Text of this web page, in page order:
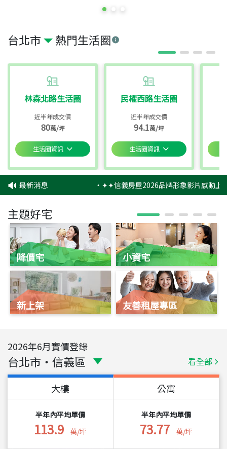
台北市 熱門生活圈
林森北路生活圈
近半年成交價
80萬/坪
生活圈資訊
民權西路生活圈
近半年成交價
94.1萬/坪
生活圈資訊
最新消息 ‧✦✦信義房屋2026品牌形象影片感動上
主題好宅
降價宅
新上架
小資宅
友善租屋專區
2026年6月實價登錄
台北市 ・ 信義區 看全部
大樓
半年內平均單價
113.9 萬/坪
公寓
半年內平均單價
73.77 萬/坪